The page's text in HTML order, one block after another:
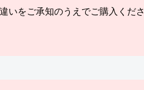
いをご承知のうえでご購入くださ